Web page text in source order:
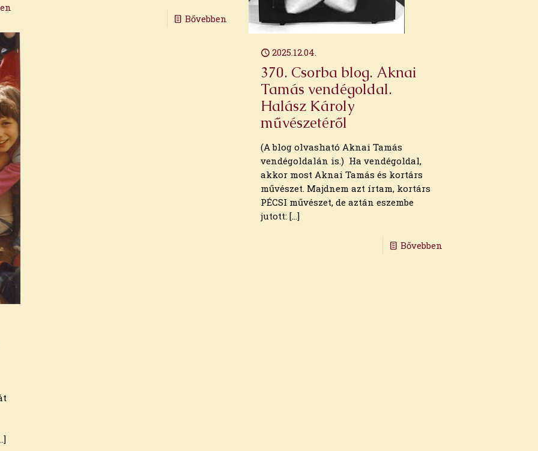
Bővebben
2025.12.04.
370. Csorba blog. Aknai
Tamás vendégoldal.
Halász Károly
művészetéről
(A blog olvasható Aknai Tamás
vendégoldalán is.) Ha vendégoldal,
akkor most Aknai Tamás és kortárs
művészet. Majdnem azt írtam, kortárs
PÉCSI művészet, de aztán eszembe
jutott: […]
Bővebben